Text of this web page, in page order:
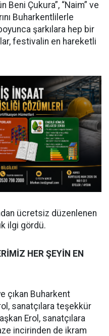
Beni Çukura”, “Naim” ve
Buharkentlilerle
şarkılara hep bir
festivalin en hareketli
ücretsiz düzenlenen
ilgi gördü.
HER ŞEYİN EN
çıkan Buharkent
sanatçılara teşekkür
Erol, sanatçılara
incirinden de ikram